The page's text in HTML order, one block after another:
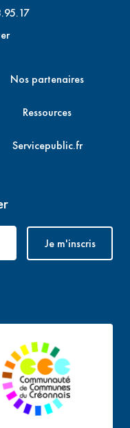
Nos partenaires
Ressources
Servicepublic.fr